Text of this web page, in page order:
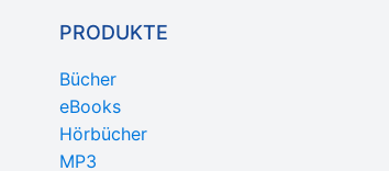
PRODUKTE
Bücher
eBooks
Hörbücher
MP3